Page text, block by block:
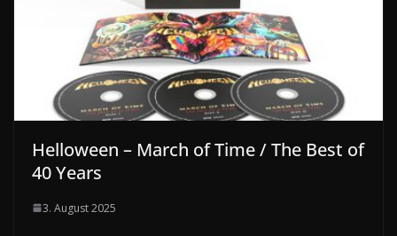
Helloween – March of Time / The Best of
40 Years
3. August 2025